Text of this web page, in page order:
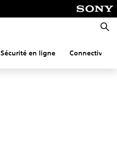
Sécurité en ligne Connectivité